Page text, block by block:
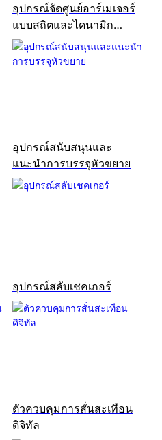
อุปกรณ์จัดศูนย์อาร์เมเจอร์
แบบสถิตและไดนามิก
อัตโนมัติ
อุปกรณ์สนับสนุนและ
แนะนำการบรรจุหัวขยาย
อุปกรณ์สลับเชคเกอร์
ตัวควบคุมการสั่นสะเทือน
ดิจิทัล